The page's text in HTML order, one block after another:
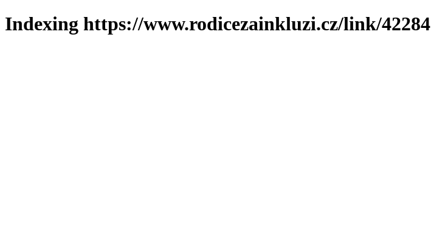
Indexing https://www.rodicezainkluzi.cz/link/42284